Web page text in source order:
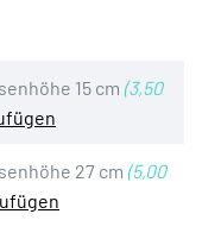
15 cm (3,50
27 cm (5,00